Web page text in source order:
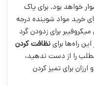
خواهد بود. برای پاک
خرید مواد شوینده درجه
برای زدودن گرد
راه‌ها براینظافت کردن
را از دست ندهید،
برای تمیز کردن